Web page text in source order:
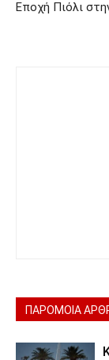
Εποχή Πιόλι
ΠΑΡΟΜΟΙΑ